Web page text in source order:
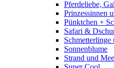
Pferdeliebe,
Prinzessinnen
Pünktchen +
Safari &
Sonnenblume
Strand und